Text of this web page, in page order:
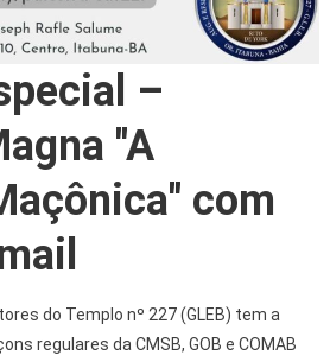
–
"A
com
do Templo nº 227 (GLEB) tem a
regulares da CMSB, GOB e COMAB